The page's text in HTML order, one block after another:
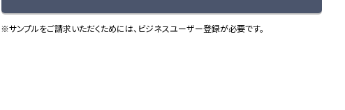
※サンプルをご請求いただくためには、ビジネスユーザー登録が必要です。